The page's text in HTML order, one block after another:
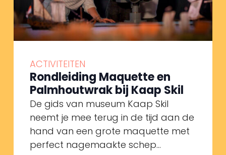
ACTIVITEITEN
Rondleiding Maquette en
Palmhoutwrak bij Kaap Skil
De gids van museum Kaap Skil
neemt je mee terug in de tijd aan de
hand van een grote maquette met
perfect nagemaakte schep...